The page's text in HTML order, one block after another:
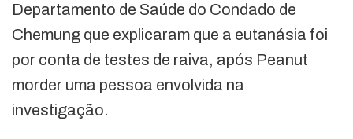
Departamento de Saúde do Condado de
Chemung que explicaram que a eutanásia foi
por conta de testes de raiva, após Peanut
morder uma pessoa envolvida na
investigação.